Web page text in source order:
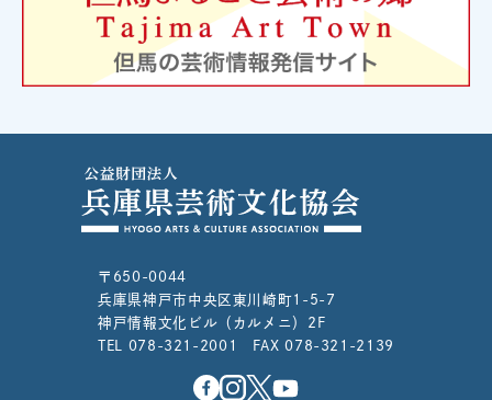
〒650-0044
兵庫県神戸市中央区東川崎町1-5-7
神戸情報文化ビル（カルメニ）2F
TEL 078-321-2001 FAX 078-321-2139